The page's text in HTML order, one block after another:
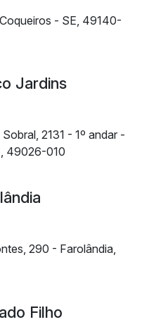
- SE, 49140-
Jardins
2131 - 1º andar -
49026-010
290 - Farolândia,
Filho